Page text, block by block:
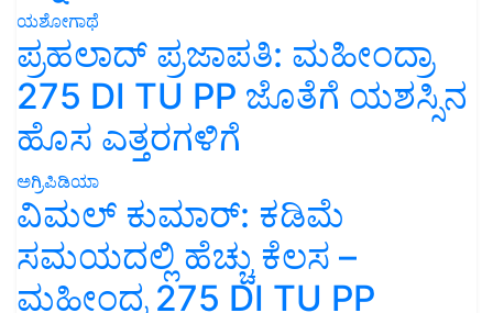
ಯಶೋಗಾಥೆ
ಪ್ರಹಲಾದ್ ಪ್ರಜಾಪತಿ: ಮಹೀಂದ್ರಾ
275 DI TU PP ಜೊತೆಗೆ ಯಶಸ್ಸಿನ
ಹೊಸ ಎತ್ತರಗಳಿಗೆ
ಅಗ್ರಿಪಿಡಿಯಾ
ವಿಮಲ್ ಕುಮಾರ್: ಕಡಿಮೆ
ಸಮಯದಲ್ಲಿ ಹೆಚ್ಚು ಕೆಲಸ –
ಮಹೀಂದ್ರ 275 DI TU PP